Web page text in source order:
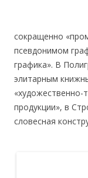
сокращенно
псевдонимом
графика». В
элитарным
продукции», в
словесная